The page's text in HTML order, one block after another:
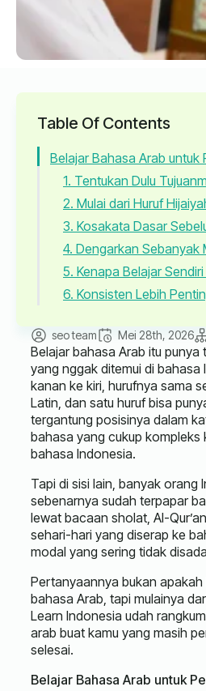
Table Of Contents
Belajar Bahasa Arab untuk
1. Tentukan Dulu
2. Mulai dari Huruf
3. Kosakata Dasar
4. Dengarkan Sebanyak
5. Kenapa Belajar
6. Konsisten Lebih
seo team Mei 28th, 2026
Belajar bahasa Arab itu
yang nggak ditemui di bahasa
kanan ke kiri, hurufnya sama
Latin, dan satu huruf bisa
tergantung posisinya dalam
bahasa yang cukup kompleks
bahasa Indonesia.
Tapi di sisi lain, banyak orang
sebenarnya sudah terpapar
lewat bacaan sholat, Al-
sehari-hari yang diserap ke
modal yang sering tidak
Pertanyaannya bukan apakah
bahasa Arab, tapi mulainya
Learn Indonesia udah
arab buat kamu yang masih
selesai.
Belajar Bahasa Arab untuk